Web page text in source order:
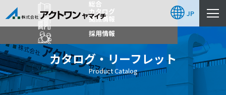
総合
カタログ
拠点情報
採用情報
JP
カタログ・リーフレット
Product Catalog